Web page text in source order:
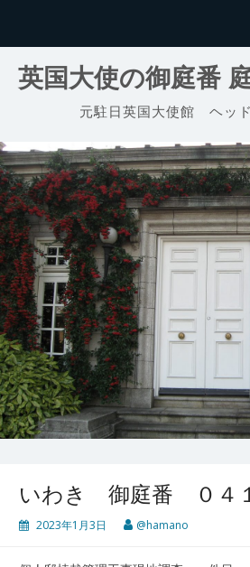
英国大使の御庭番
元駐日英国大使館 ヘッ
いわき 御庭番 ０４
2023年1月3日 @hamano